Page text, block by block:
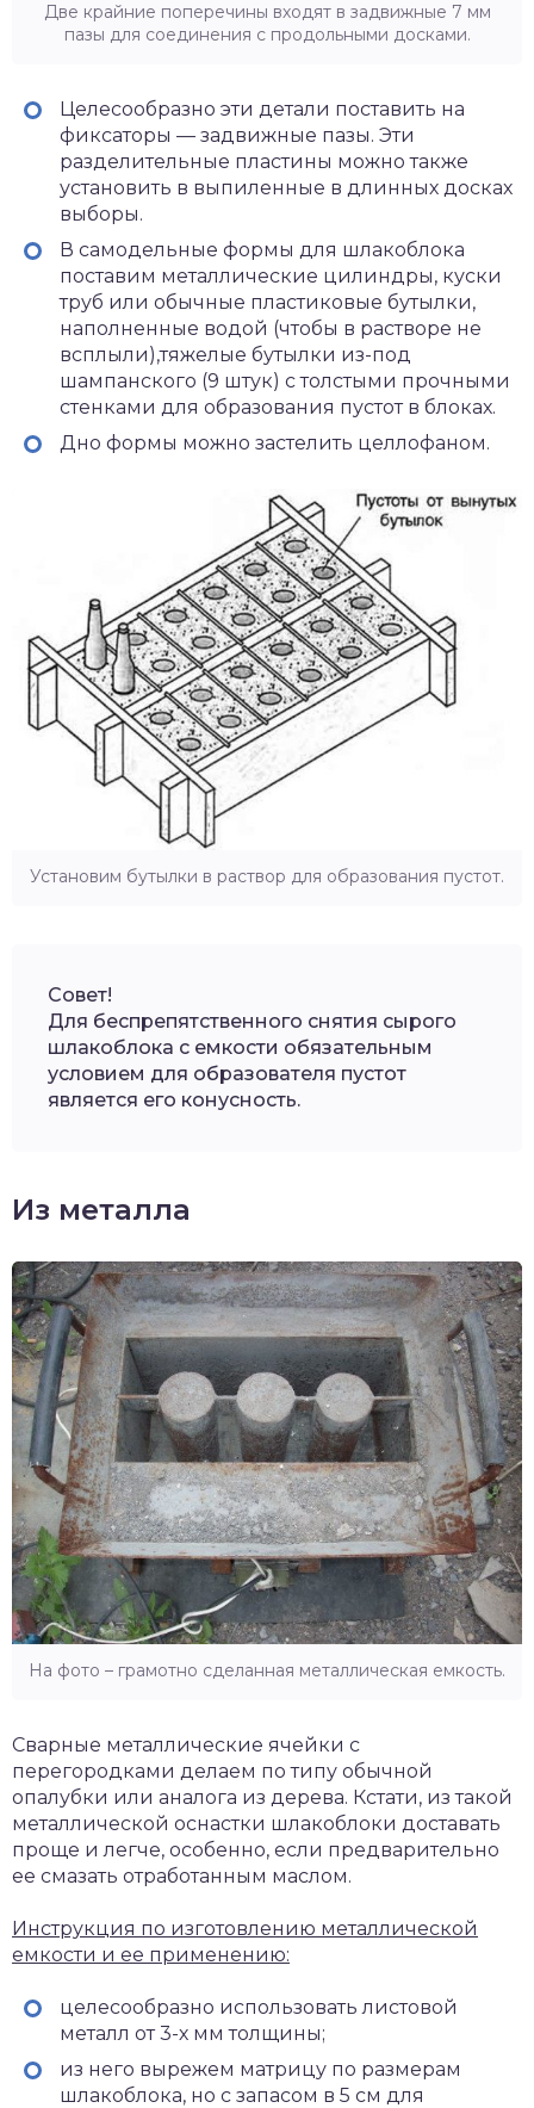
Две крайние поперечины входят в задвижные 7 мм
пазы для соединения с продольными досками.
Целесообразно эти детали поставить на
фиксаторы — задвижные пазы. Эти
разделительные пластины можно также
установить в выпиленные в длинных досках
выборы.
В самодельные формы для шлакоблока
поставим металлические цилиндры, куски
труб или обычные пластиковые бутылки,
наполненные водой (чтобы в растворе не
всплыли),тяжелые бутылки из-под
шампанского (9 штук) с толстыми прочными
стенками для образования пустот в блоках.
Дно формы можно застелить целлофаном.
Установим бутылки в раствор для образования пустот.
Совет!
Для беспрепятственного снятия сырого
шлакоблока с емкости обязательным
условием для образователя пустот
является его конусность.
Из металла
На фото – грамотно сделанная металлическая емкость.
Сварные металлические ячейки с
перегородками делаем по типу обычной
опалубки или аналога из дерева. Кстати, из такой
металлической оснастки шлакоблоки доставать
проще и легче, особенно, если предварительно
ее смазать отработанным маслом.
Инструкция по изготовлению металлической
емкости и ее применению:
целесообразно использовать листовой
металл от 3-х мм толщины;
из него вырежем матрицу по размерам
шлакоблока, но с запасом в 5 см для